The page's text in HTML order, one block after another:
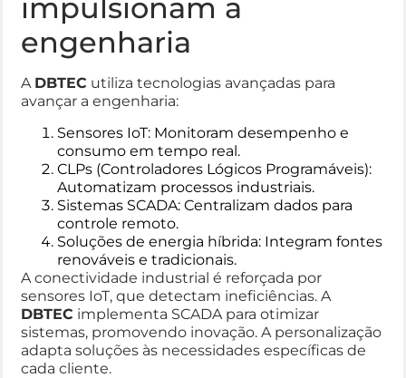
impulsionam a
engenharia
A DBTEC utiliza tecnologias avançadas para
avançar a engenharia:
Sensores IoT: Monitoram desempenho e
consumo em tempo real.
CLPs (Controladores Lógicos Programáveis):
Automatizam processos industriais.
Sistemas SCADA: Centralizam dados para
controle remoto.
Soluções de energia híbrida: Integram fontes
renováveis e tradicionais.
A conectividade industrial é reforçada por
sensores IoT, que detectam ineficiências. A
DBTEC implementa SCADA para otimizar
sistemas, promovendo inovação. A personalização
adapta soluções às necessidades específicas de
cada cliente.